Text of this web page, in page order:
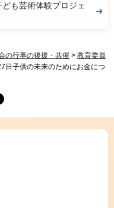
も芸術体験プロジェ
の行事の後援・共催 > 教育委員
日子供の未来のためにお金につ